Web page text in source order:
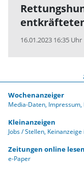
16.01.2023 16:35 Uhr
Wochenanzeiger
Media-Daten Impressum
Kleinanzeigen
Jobs / Stellen
Zeitungen online lesen
e-Paper